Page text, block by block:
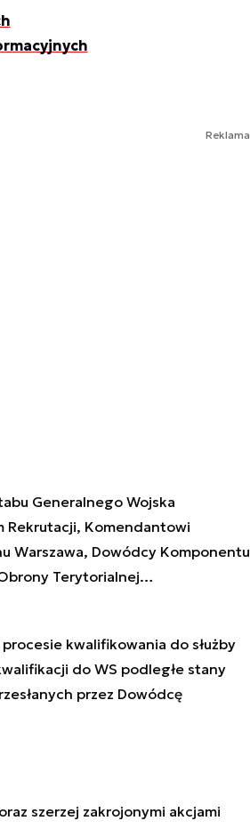
Reklama
Generalnego Wojska
Rekrutacji, Komendantowi
Warszawa, Dowódcy Komponentu
Terytorialnej…
kwalifikowania do służby
do WS podległe stany
przez Dowódcę
szerzej zakrojonymi akcjami